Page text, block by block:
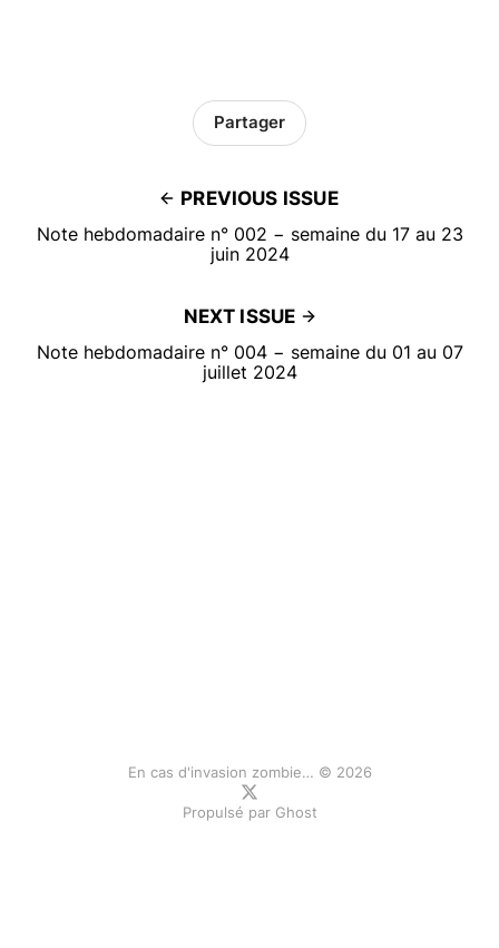
PREVIOUS ISSUE
Note hebdomadaire n° 002 − semaine du 17 au 23
juin 2024
Partager
NEXT ISSUE
Note hebdomadaire n° 004 − semaine du 01 au 07
juillet 2024
En cas d'invasion zombie… © 2026
Propulsé par Ghost